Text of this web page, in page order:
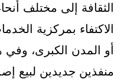
الثقافة إلى مختلف
الاكتفاء بمركزية
أو المدن الكبرى، وفي
منفذين جديدين لبيع